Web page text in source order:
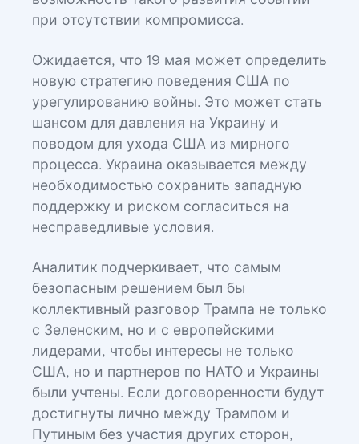
при отсутствии компромисса.
Ожидается, что 19 мая может определить
новую стратегию поведения США по
урегулированию войны. Это может стать
шансом для давления на Украину и
поводом для ухода США из мирного
процесса. Украина оказывается между
необходимостью сохранить западную
поддержку и риском согласиться на
несправедливые условия.
Аналитик подчеркивает, что самым
безопасным решением был бы
коллективный разговор Трампа не только
с Зеленским, но и с европейскими
лидерами, чтобы интересы не только
США, но и партнеров по НАТО и Украины
были учтены. Если договоренности будут
достигнуты лично между Трампом и
Путиным без участия других сторон,